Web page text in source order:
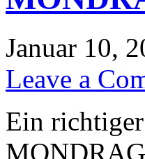
Januar 10,
Leave a
Ein